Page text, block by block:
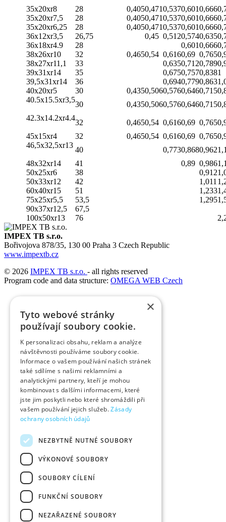
35x20xr8
28 0,4050,4710,5370,6010,666
35x20xr7,5
28 0,4050,4710,5370,6010,666
35x20xr6,25
28 0,4050,4710,5370,6010,666
36x12xr3,5
26,75 0,45 0,5120,5740,635
36x18xr4.9
28 0,6010,666
38x26xr10
32 0,4650,54 0,6160,69 0,765
38x27xr11,1
33 0,6350,7120,789
39x31xr14
35 0,6750,7570,8381
39,5x31xr14
36 0,6940,7790,863
40x20xr5
30 0,4350,5060,5760,6460,715
40.5x15.5xr3,5
30 0,4350,5060,5760,6460,715
42.3x14.2xr4.4
32 0,4650,54 0,6160,69 0,765
45x15xr4
32 0,4650,54 0,6160,69 0,765
46,5x32,5xr13
40 0,7730,8680,962
48x32xr14
41 0,89 0,986
50x25xr6
38 0,912
50x33xr12
42 1,011
60x40xr15
51 1,233
75x25xr5,5
53,5 1,295
90x37xr12,5
67,5
100x50xr13
76
IMPEX TB s.r.o.
Bořivojova 878/35, 130 00 Praha 3 Czech Republic
www.impextb.cz
© 2026 IMPEX TB s.r.o. - all rights reserved
Program code and data structure: OMEGA WEB Czech
×
Tyto webové stránky
používají soubory cookie.
K personalizaci obsahu, reklam a analýze
návštěvnosti používáme soubory cookie.
Informace o vašem používání našich stránek
také sdílíme s našimi reklamními a
analytickými partnery, kteří je mohou
kombinovat s dalšími informacemi, které
jste jim poskytli nebo které shromáždili při
vašem používání jejich služeb.Zásady
ochrany osobních údajů
NEZBYTNĚ NUTNÉ SOUBORY
VÝKONOVÉ SOUBORY
SOUBORY CÍLENÍ
FUNKČNÍ SOUBORY
NEZAŘAZENÉ SOUBORY